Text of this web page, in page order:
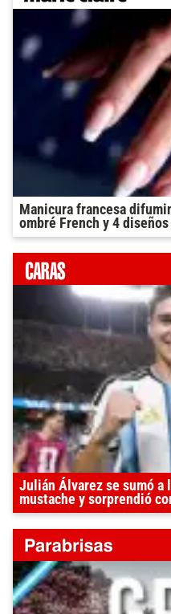
Manicura francesa
ombré French y 4
Julián Álvarez se sumó
mustache y sorprendió